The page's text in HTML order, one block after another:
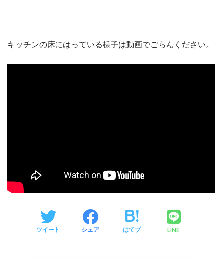
キッチンの床にはっている様子は動画でごらんください。
ツイート シェア はてブ LINE